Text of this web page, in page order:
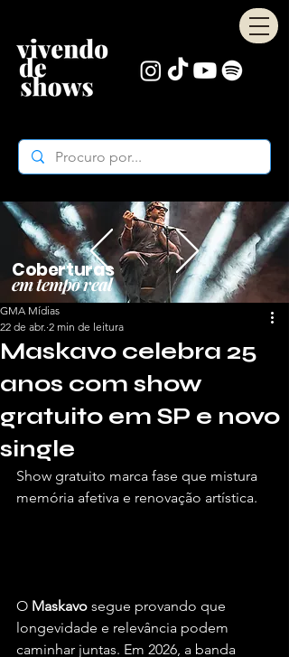
Coberturas
em tempo real
Maskavo celebra 25
anos com show
gratuito em SP e novo
single
GMA Mídias
22 de abr. 2 min de leitura
Show gratuito marca fase que mistura
memória afetiva e renovação artística.
O Maskavo segue provando que
longevidade e relevância podem
caminhar juntas. Em 2026, a banda